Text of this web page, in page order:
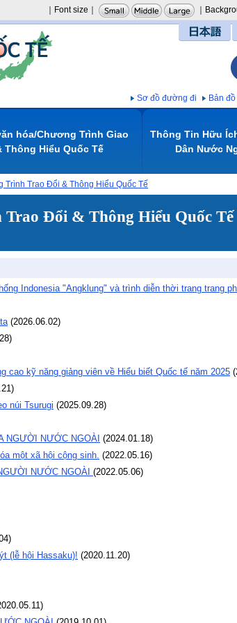
｜Font size｜
｜
Sơ đồ đường đi Bản
hóa/Chương Trình Giao
Thông Hiểu Quốc Tế
Thông Tin Hữu
Dân Nước
Trình Trao Đổi & Thông Hiểu Quốc Tế
Đổi & Thông Hiểu Quốc Tế
Indonesia "Angklung" và trình diễn thời trang trang
(2026.06.02)
)
cao kỹ năng giảng viên về Hiểu biết Quốc tế năm 2025 (
)
núi Tsurugi (2025.09.28)
NGƯỜI NƯỚC NGOÀI (2024.01.18)
một xã hội cộng sinh. (2022.05.16)
NƯỚC NGOÀI (2022.05.06)
)
(lễ hội Hassaku)! (2020.11.20)
)